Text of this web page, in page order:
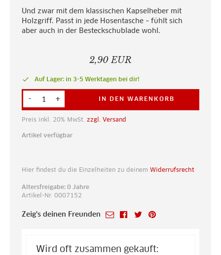
Und zwar mit dem klassischen Kapselheber mit
Holzgriff. Passt in jede Hosentasche – fühlt sich
aber auch in der Besteckschublade wohl.
2,90 EUR
done Auf Lager: in 3-5 Werktagen bei dir!
- + IN DEN WARENKORB
Preis inkl. 20% MwSt. zzgl. Versand
Artikel verfügbar
Hier findest du die Einzelheiten zu deinem Widerrufsrecht
Altersfreigabe: 0 Jahre
Artikel-Nr. 0007152
Zeig's deinen Freunden
Wird oft zusammen gekauft: